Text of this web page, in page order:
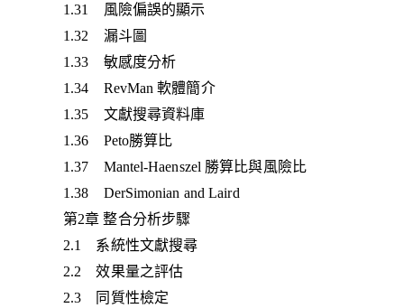
1.31 風險偏誤的顯示
1.32 漏斗圖
1.33 敏感度分析
1.34 RevMan 軟體簡介
1.35 文獻搜尋資料庫
1.36 Peto勝算比
1.37 Mantel-Haenszel 勝算比與風險比
1.38 DerSimonian and Laird
第2章 整合分析步驟
2.1 系統性文獻搜尋
2.2 效果量之評估
2.3 同質性檢定